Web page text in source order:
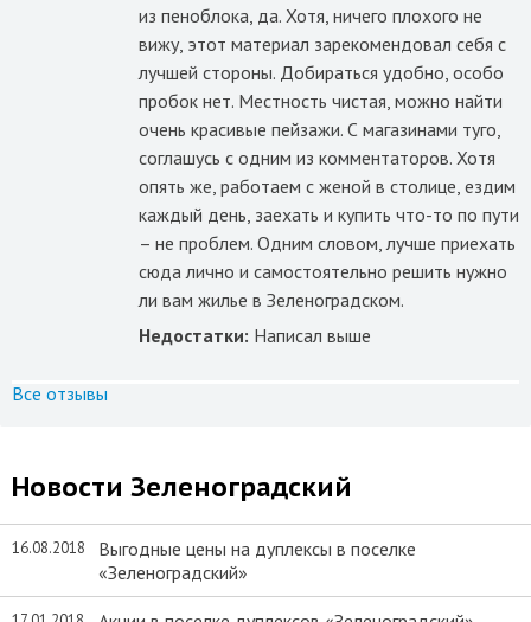
из пеноблока, да. Хотя, ничего плохого не
вижу, этот материал зарекомендовал себя с
лучшей стороны. Добираться удобно, особо
пробок нет. Местность чистая, можно найти
очень красивые пейзажи. С магазинами туго,
соглашусь с одним из комментаторов. Хотя
опять же, работаем с женой в столице, ездим
каждый день, заехать и купить что-то по пути
– не проблем. Одним словом, лучше приехать
сюда лично и самостоятельно решить нужно
ли вам жилье в Зеленоградском.
Недостатки: Написал выше
Все отзывы
Новости Зеленоградский
16.08.2018
Выгодные цены на дуплексы в поселке
«Зеленоградский»